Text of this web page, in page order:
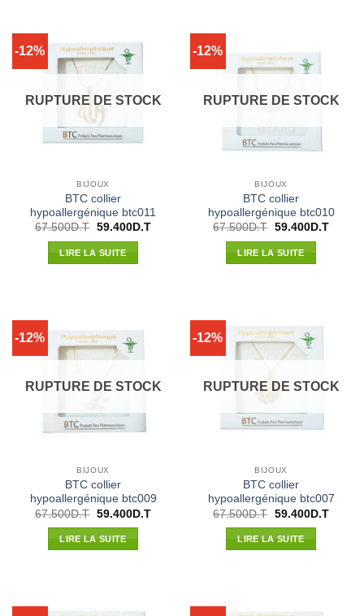
-12%
RUPTURE DE STOCK
BIJOUX
BTC collier
hypoallergénique btc011
67.500D.T Le
initial
était :
59.400D.TLe
LIRE LA SUITE
-12%
RUPTURE DE STOCK
BIJOUX
BTC collier
hypoallergénique btc010
67.500D.T Le
initial
était :
59.400D.TLe
LIRE LA SUITE
-12%
RUPTURE DE STOCK
BIJOUX
BTC collier
hypoallergénique btc009
67.500D.T Le
initial
était :
59.400D.TLe
LIRE LA SUITE
-12%
RUPTURE DE STOCK
BIJOUX
BTC collier
hypoallergénique btc007
67.500D.T Le
initial
était :
59.400D.TLe
LIRE LA SUITE